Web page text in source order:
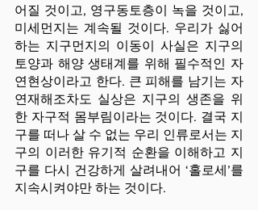
어질 것이고, 영구동토층이 녹을 것이고,
미세먼지는 계속될 것이다. 우리가 싫어
하는 지구먼지의 이동이 사실은 지구의
토양과 해양 생태계를 위해 필수적인 자
연현상이라고 한다. 큰 피해를 남기는 자
연재해조차도 실상은 지구의 생존을 위
한 자구적 몸부림이라는 것이다. 결국 지
구를 떠나 살 수 없는 우리 인류로서는 지
구의 이러한 유기적 순환을 이해하고 지
구를 다시 건강하게 살려내어 ‘홀로세’를
지속시켜야만 하는 것이다.